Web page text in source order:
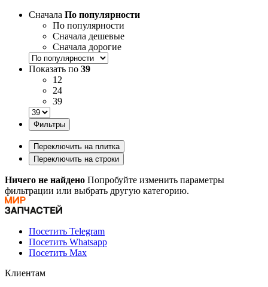
Сначала По популярности
По популярности
Сначала дешевые
Сначала дорогие
Показать по 39
12
24
39
Фильтры
Переключить на плитка
Переключить на строки
Ничего не найдено Попробуйте изменить параметры
фильтрации или выбрать другую категорию.
Посетить Telegram
Посетить Whatsapp
Посетить Max
Клиентам